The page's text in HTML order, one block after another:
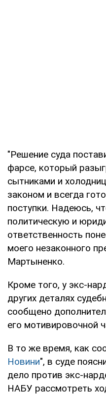
"Решение суда
фарсе, который
сытниками и
законом и всегда
поступки. Надеюсь,
политическую и
ответственность
моего незаконного
Мартыненко.
Кроме того, у экс-
других деталях
сообщено
его мотивировочной
В то же время, как
Новини", в суде
дело против экс-
НАБУ рассмотреть